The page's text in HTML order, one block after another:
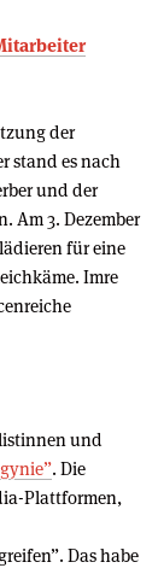
der
stand es nach
und der
Am 3. Dezember
für eine
Imre
und
. Die
Plattformen,
Das habe